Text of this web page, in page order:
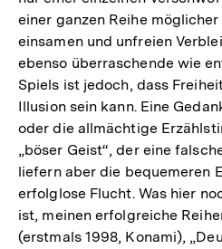
einer ganzen Reihe
einsamen und unfreien
ebenso überraschende wie
Spiels ist jedoch, dass
Illusion sein kann. Eine
oder die allmächtige
„böser Geist“, der eine
liefern aber die bequemeren
erfolglose Flucht. Was hier
ist, meinen erfolgreiche
(erstmals 1998, Konami),